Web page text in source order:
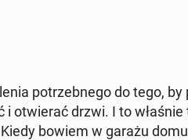
po­trzeb­ne­go do tego,
i otwie­rać drzwi. I to
bowiem w garażu